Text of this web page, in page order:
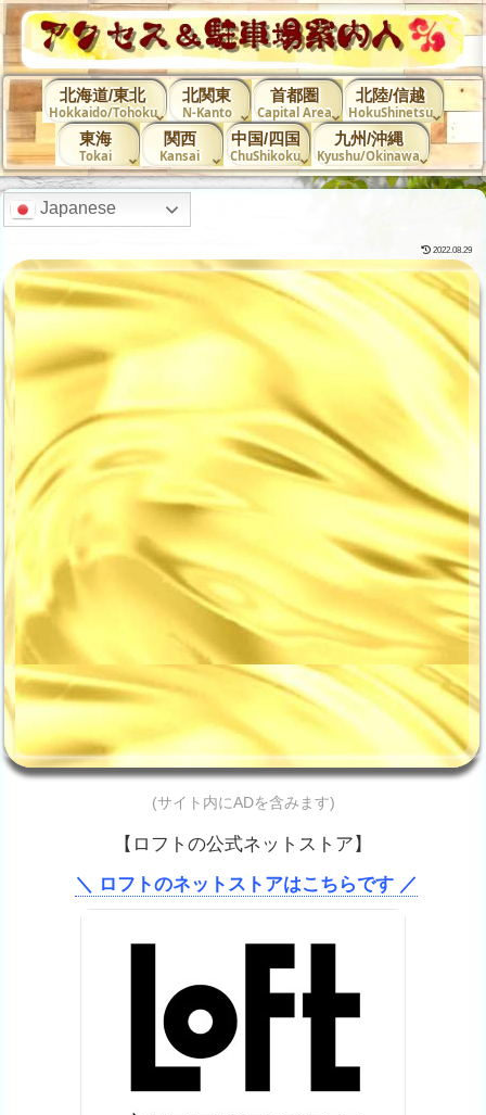
北海道/東北
Hokkaido/Tohoku
北関東
N-Kanto
首都圏
Capital Area
北陸/信越
HokuShinetsu
東海
Tokai
関西
Kansai
中国/四国
ChuShikoku
九州/沖縄
Kyushu/Okinawa
Japanese
2022.08.29
(サイト内にADを含みます)
【ロフトの公式ネットストア】
＼ ロフトのネットストアはこちらです ／